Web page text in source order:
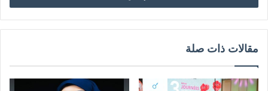
مقالات ذات صلة